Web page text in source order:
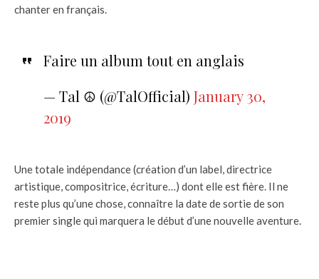
chanter en français.
Faire un album tout en anglais
— Tal ☮︎ (@TalOfficial) January 30,
2019
Une totale indépendance (création d’un label, directrice
artistique, compositrice, écriture…) dont elle est fière. Il ne
reste plus qu’une chose, connaître la date de sortie de son
premier single qui marquera le début d’une nouvelle aventure.